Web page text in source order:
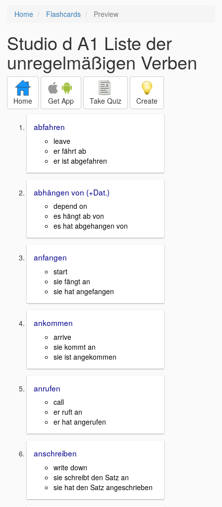
Home Flashcards Preview
Studio d A1 Liste der
unregelmäßigen Verben
Home Get App Take Quiz Create
abfahren
leave
er fährt ab
er ist abgefahren
abhängen von (+Dat.)
depend on
es hängt ab von
es hat abgehangen von
anfangen
start
sie fängt an
sie hat angefangen
ankommen
arrive
sie kommt an
sie ist angekommen
anrufen
call
er ruft an
er hat angerufen
anschreiben
write down
sie schreibt den Satz an
sie hat den Satz angeschrieben